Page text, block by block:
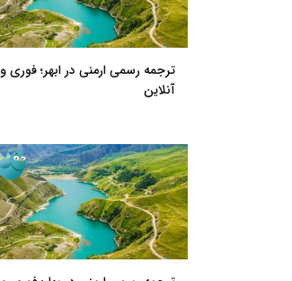
ترجمه رسمی ارمنی در ابهر؛ فوری و
آنلاین